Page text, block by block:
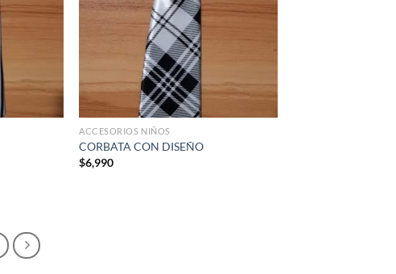
ACCESORIOS NIÑOS
CORBATA CON DISEÑO
$6,990